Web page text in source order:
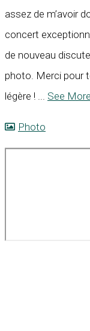
assez de m’avoir
concert
de nouveau
photo. Merci pour
légère !
See More
Photo